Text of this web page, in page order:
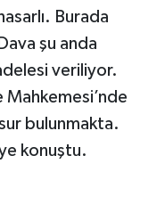
Burada
şu anda
veriliyor.
Mahkemesi’nde
bulunmakta.
konuştu.